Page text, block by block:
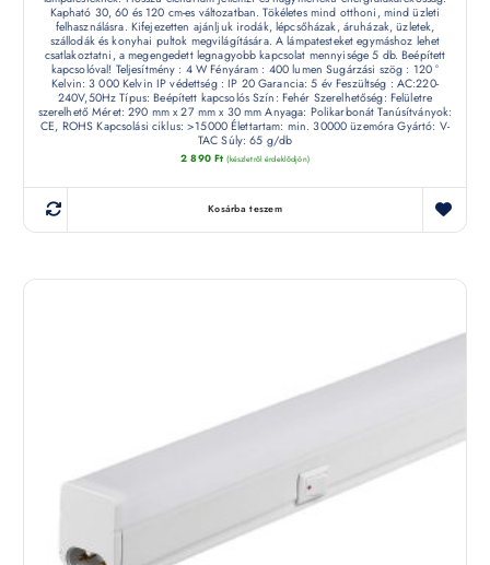
Kapható 30, 60 és 120 cm-es változatban. Tökéletes mind otthoni, mind üzleti
felhasználásra. Kifejezetten ajánljuk irodák, lépcsőházak, áruházak, üzletek,
szállodák és konyhai pultok megvilágítására. A lámpatesteket egymáshoz lehet
csatlakoztatni, a megengedett legnagyobb kapcsolat mennyisége 5 db. Beépített
kapcsolóval! Teljesítmény : 4 W Fényáram : 400 lumen Sugárzási szög : 120 °
Kelvin: 3 000 Kelvin IP védettség : IP 20 Garancia: 5 év Feszültség : AC:220-
240V,50Hz Típus: Beépített kapcsolós Szín: Fehér Szerelhetőség: Felületre
szerelhető Méret: 290 mm x 27 mm x 30 mm Anyaga: Polikarbonát Tanúsítványok:
CE, ROHS Kapcsolási ciklus: >15000 Élettartam: min. 30000 üzemóra Gyártó: V-
TAC Súly: 65 g/db
2 890 Ft (készletről érdeklődjön)
Kosárba teszem